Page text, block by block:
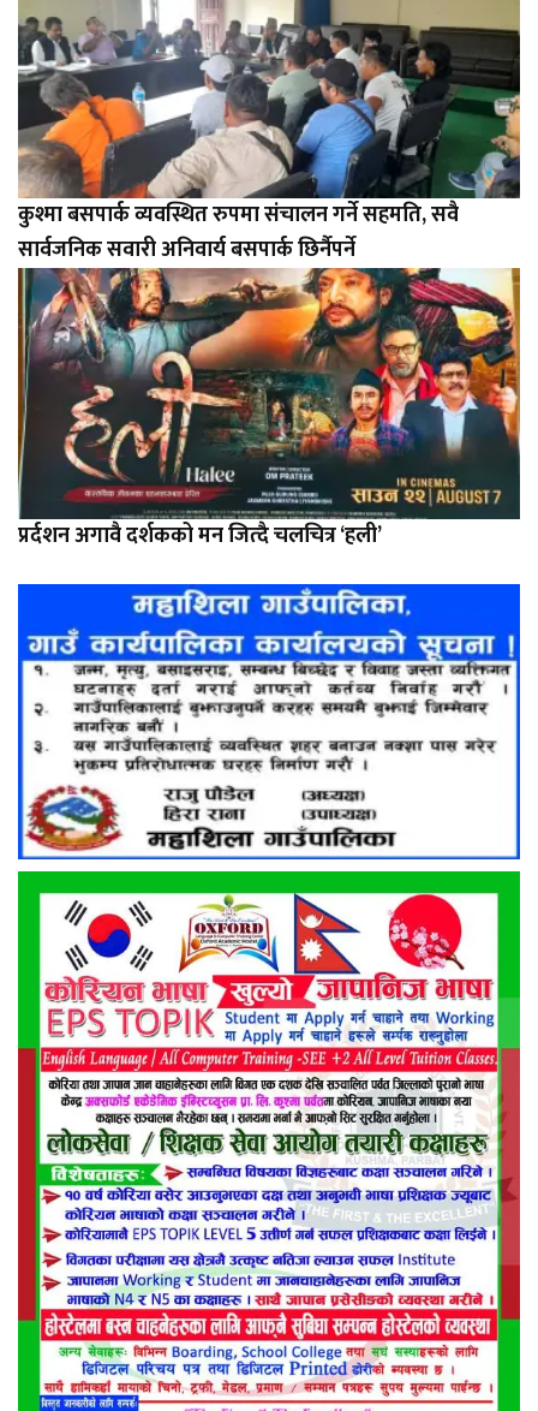
कुश्मा बसपार्क व्यवस्थित रुपमा संचालन गर्ने सहमति, सवै
सार्वजनिक सवारी अनिवार्य बसपार्क छिर्नैपर्ने
प्रर्दशन अगावै दर्शकको मन जित्दै चलचित्र ‘हली’